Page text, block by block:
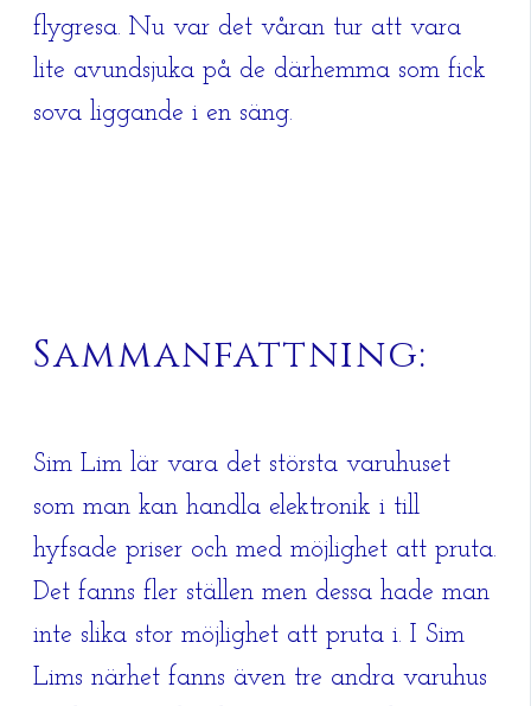
flygresa. Nu var det våran tur att vara
lite avundsjuka på de därhemma som fick
sova liggande i en säng.
Sammanfattning:
Sim Lim lär vara det största varuhuset
som man kan handla elektronik i till
hyfsade priser och med möjlighet att pruta.
Det fanns fler ställen men dessa hade man
inte slika stor möjlighet att pruta i. I Sim
Lims närhet fanns även tre andra varuhus